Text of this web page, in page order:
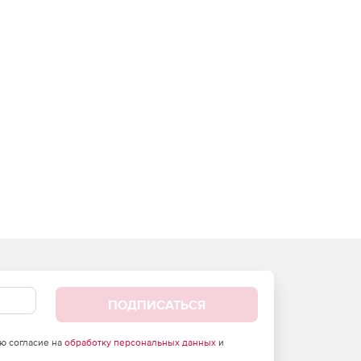
ПОДПИСАТЬСЯ
согласие на обработку персональных данныхи